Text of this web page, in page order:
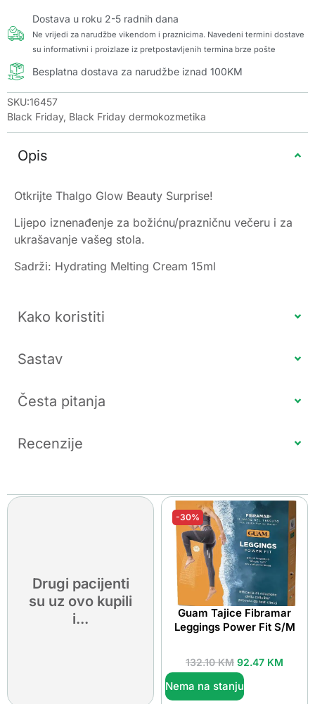
Dostava u roku 2-5 radnih dana
Ne vrijedi za narudžbe vikendom i praznicima. Navedeni termini dostave
su informativni i proizlaze iz pretpostavljenih termina brze pošte
Besplatna dostava za narudžbe iznad 100KM
SKU:16457
Black Friday, Black Friday dermokozmetika
Opis
Otkrijte Thalgo Glow Beauty Surprise!
Lijepo iznenađenje za božićnu/prazničnu večeru i za
ukrašavanje vašeg stola.
Sadrži: Hydrating Melting Cream 15ml
Kako koristiti
Sastav
Česta pitanja
Recenzije
Drugi pacijenti
su uz ovo kupili
i...
-30%
Guam Tajice Fibramar
Leggings Power Fit S/M
132.10KM 92.47 KM
Nema na stanju